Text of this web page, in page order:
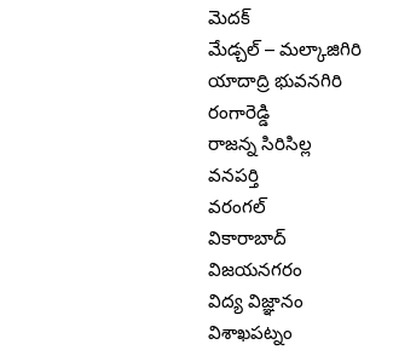
మెదక్
మేడ్చల్ – మల్కాజిగిరి
యాదాద్రి భువనగిరి
రంగారెడ్డి
రాజన్న సిరిసిల్ల
వనపర్తి
వరంగల్
వికారాబాద్
విజయనగరం
విద్య విజ్ఞానం
విశాఖపట్నం